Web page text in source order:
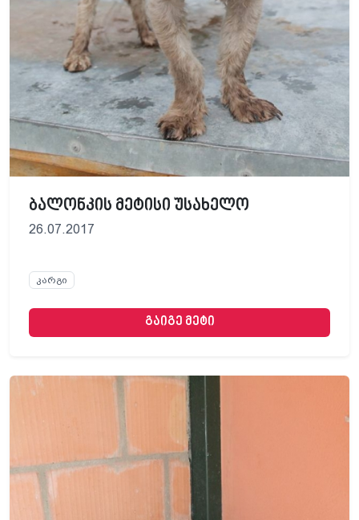
ბალონკის მეტისი უსახელო
26.07.2017
კარგი
გაიგე მეტი